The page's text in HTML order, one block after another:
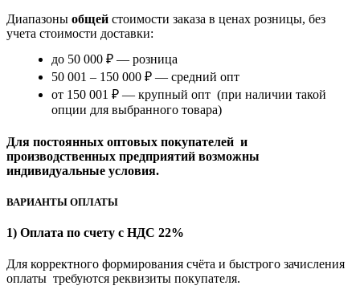
Диапазоны общей стоимости заказа в ценах розницы, без
учета стоимости доставки:
до 50 000 ₽ — розница
50 001 – 150 000 ₽ — средний опт
от 150 001 ₽ — крупный опт (при наличии такой
опции для выбранного товара)
Для постоянных оптовых покупателей и
производственных предприятий возможны
индивидуальные условия.
ВАРИАНТЫ ОПЛАТЫ
1) Оплата по счету с НДС 22%
Для корректного формирования счёта и быстрого зачисления
оплаты требуются реквизиты покупателя.